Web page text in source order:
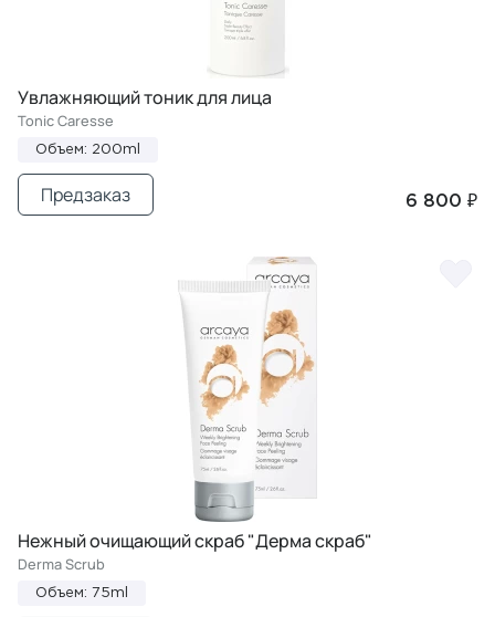
Увлажняющий тоник для лица
Tonic Caresse
Объем: 200ml
6 800 ₽
Предзаказ
Нежный очищающий скраб "Дерма скраб"
Derma Scrub
Объем: 75ml